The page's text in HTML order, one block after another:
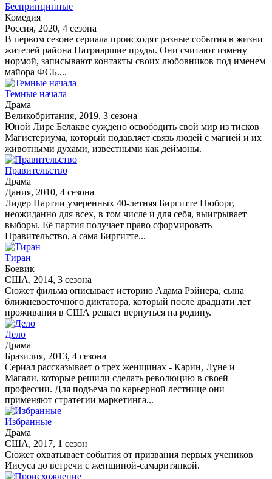
Беспринципные
Комедия
Россия, 2020, 4 сезона
В первом сезоне сериала происходят разные события в жизни
жителей района Патриаршие пруды. Они считают измену
нормой, записывают контакты своих любовников под именем
майора ФСБ....
Темные начала
Драма
Великобритания, 2019, 3 сезона
Юной Лире Белакве суждено освободить свой мир из тисков
Магистериума, который подавляет связь людей с магией и их
животными духами, известными как деймоны.
Правительство
Драма
Дания, 2010, 4 сезона
Лидер Партии умеренных 40-летняя Биргитте Нюборг,
неожиданно для всех, в том числе и для себя, выигрывает
выборы. Её партия получает право сформировать
Правительство, а сама Биргитте...
Тиран
Боевик
США, 2014, 3 сезона
Сюжет фильма описывает историю Адама Рэйнера, сына
ближневосточного диктатора, который после двадцати лет
проживания в США решает вернуться на родину.
Дело
Драма
Бразилия, 2013, 4 сезона
Сериал рассказывает о трех женщинах - Карин, Луне и
Магали, которые решили сделать революцию в своей
профессии. Для подъема по карьерной лестнице они
применяют стратегии маркетинга...
Избранные
Драма
США, 2017, 1 сезон
Сюжет охватывает события от призвания первых учеников
Иисуса до встречи с женщиной-самаритянкой.